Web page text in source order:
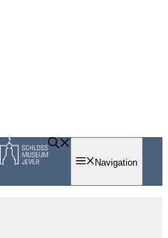
Navigation